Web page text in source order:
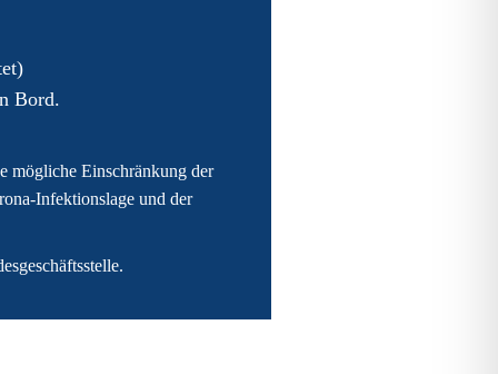
Bord.
mögliche Einschränkung der
Infektionslage und der